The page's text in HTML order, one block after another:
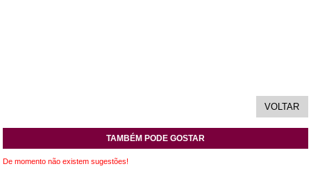
TAMBÉM PODE GOSTAR
De momento não existem sugestões!